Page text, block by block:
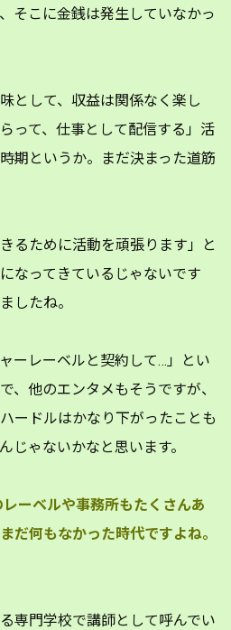
そこに金銭は発生していなかっ
として、収益は関係なく楽し
って、仕事として配信する」活
期というか。まだ決まった道筋
るために活動を頑張ります」と
なってきているじゃないです
したね。
ーレーベルと契約して…」とい
、他のエンタメもそうですが、
ードルはかなり下がったことも
じゃないかなと思います。
ーベルや事務所もたくさんあ
だ何もなかった時代ですよね。
専門学校で講師として呼んでい